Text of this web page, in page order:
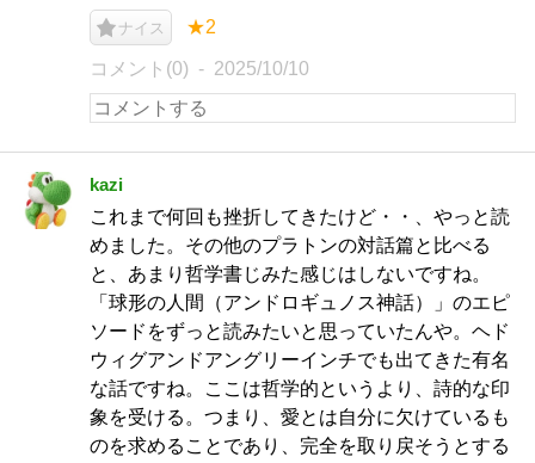
ナイス ★2
コメント(0) 2025/10/10
kazi
これまで何回も挫折してきたけど・・、やっと読
めました。その他のプラトンの対話篇と比べる
と、あまり哲学書じみた感じはしないですね。
「球形の人間（アンドロギュノス神話）」のエピ
ソードをずっと読みたいと思っていたんや。ヘド
ウィグアンドアングリーインチでも出てきた有名
な話ですね。ここは哲学的というより、詩的な印
象を受ける。つまり、愛とは自分に欠けているも
のを求めることであり、完全を取り戻そうとする